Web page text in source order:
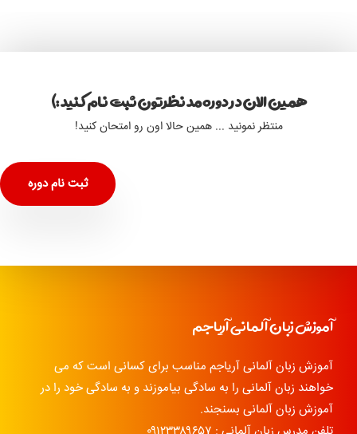
همین الان در دوره مد نظرتون ثبت نام کنید :)
منتظر نمونید ... همین حالا اون رو امتحان کنید!
ثبت نام دوره
آموزش زبان آلمانی آریاجم
آموزش زبان آلمانی آریاجم مناسب برای کسانی است که می
خواهند زبان آلمانی را به سادگی بیاموزند و به سادگی خود را در
آموزش زبان آلمانی بسنجند.